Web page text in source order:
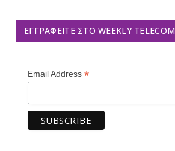
ΕΓΓΡΑΦΕΊΤΕ ΣΤΟ WEEKLY TELECOM
Email Address *